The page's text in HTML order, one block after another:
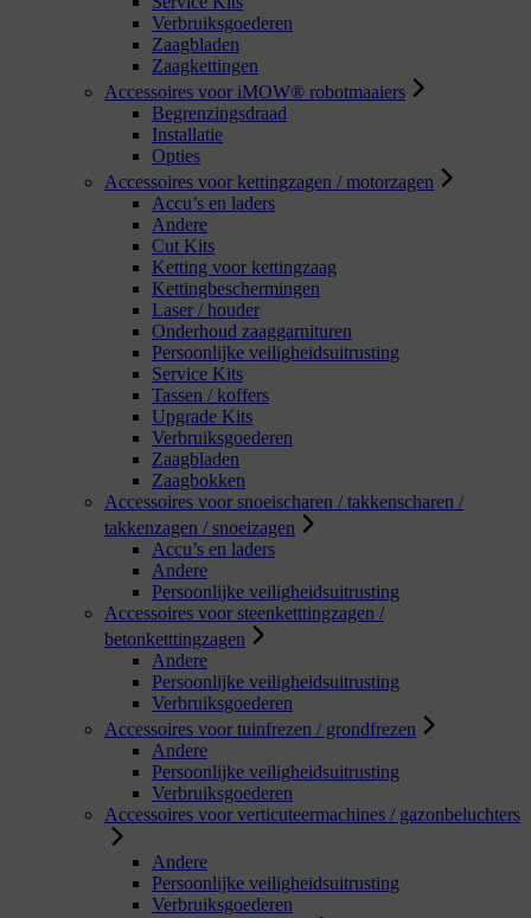
Verbruiksgoederen
Zaagbladen
Zaagkettingen
Accessoires voor iMOW® robotmaaiers
Begrenzingsdraad
Installatie
Opties
Accessoires voor kettingzagen / motorzagen
Accu’s en laders
Andere
Cut Kits
Ketting voor kettingzaag
Kettingbeschermingen
Laser / houder
Onderhoud zaaggarnituren
Persoonlijke veiligheidsuitrusting
Service Kits
Tassen / koffers
Upgrade Kits
Verbruiksgoederen
Zaagbladen
Zaagbokken
Accessoires voor snoeischaren / takkenscharen /
takkenzagen / snoeizagen
Accu’s en laders
Andere
Persoonlijke veiligheidsuitrusting
Accessoires voor steenketttingzagen /
betonketttingzagen
Andere
Persoonlijke veiligheidsuitrusting
Verbruiksgoederen
Accessoires voor tuinfrezen / grondfrezen
Andere
Persoonlijke veiligheidsuitrusting
Verbruiksgoederen
Accessoires voor verticuteermachines / gazonbeluchters
Andere
Persoonlijke veiligheidsuitrusting
Verbruiksgoederen